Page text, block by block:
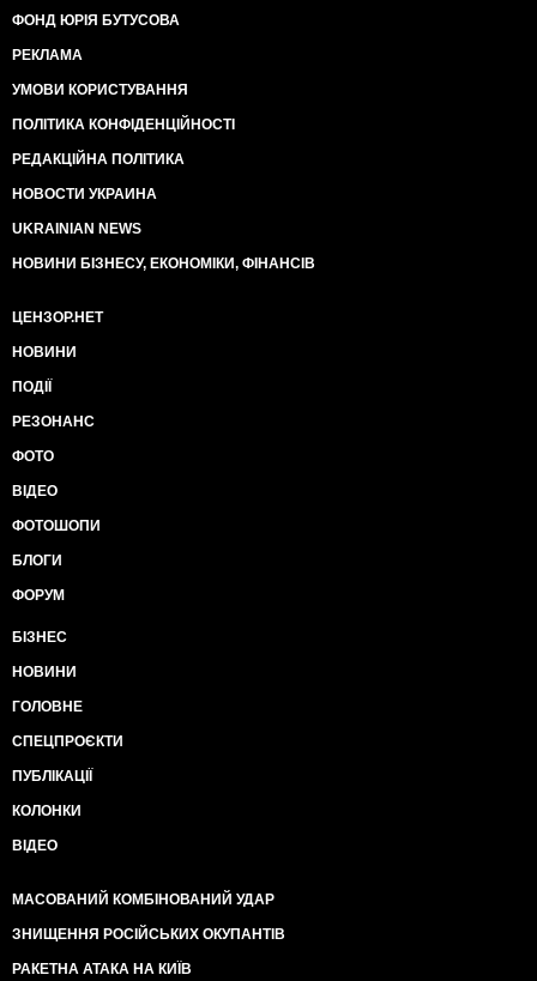
ФОНД ЮРІЯ БУТУСОВА
РЕКЛАМА
УМОВИ КОРИСТУВАННЯ
ПОЛІТИКА КОНФІДЕНЦІЙНОСТІ
РЕДАКЦІЙНА ПОЛІТИКА
НОВОСТИ УКРАИНА
UKRAINIAN NEWS
НОВИНИ БІЗНЕСУ, ЕКОНОМІКИ, ФІНАНСІВ
ЦЕНЗОР.НЕТ
НОВИНИ
ПОДІЇ
РЕЗОНАНС
ФОТО
ВІДЕО
ФОТОШОПИ
БЛОГИ
ФОРУМ
БІЗНЕС
НОВИНИ
ГОЛОВНЕ
СПЕЦПРОЄКТИ
ПУБЛІКАЦІЇ
КОЛОНКИ
ВІДЕО
МАСОВАНИЙ КОМБІНОВАНИЙ УДАР
ЗНИЩЕННЯ РОСІЙСЬКИХ ОКУПАНТІВ
РАКЕТНА АТАКА НА КИЇВ